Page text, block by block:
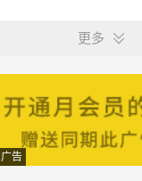
更多
广告